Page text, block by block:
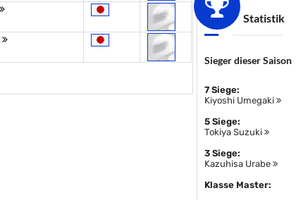
Statistik
Sieger dieser Saison
7 Siege:
Kiyoshi Umegaki
5 Siege:
Tokiya Suzuki
3 Siege:
Kazuhisa Urabe
Klasse Master: